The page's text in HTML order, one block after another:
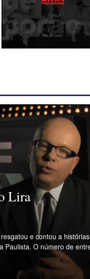
Lira
e contou a
Paulista. O número de